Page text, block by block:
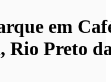
em
Rio Preto